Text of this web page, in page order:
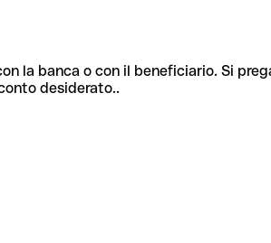
la banca o con il beneficiario. Si
desiderato..